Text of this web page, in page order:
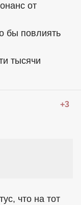
от
бы повлиять
тысячи
+3
что на тот